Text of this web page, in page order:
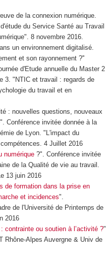
de la connexion numérique.
du Service Santé au Travail
8 novembre 2016.
un environnement digitalisé.
et son rayonnement ?''
d'Etude annuelle du Master 2
3. "NTIC et travail : regards de
du travail et en
: nouvelles questions, nouveaux
Conférence invitée donnée à la
de Lyon. "L'impact du
4 Juillet 2016
numérique ?". Conférence invitée
de la Qualité de vie au travail.
13 juin 2016
de formation dans la prise en
et incidences".
de l'Université de Printemps de
2016
contrainte ou soutien à l’activité ?"
Rhône-Alpes Auvergne & Univ de